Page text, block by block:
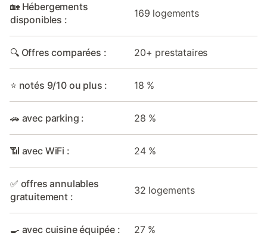
🏡 Hébergements
disponibles :
169 logements
🔍 Offres comparées : 20+ prestataires
⭐ notés 9/10 ou plus : 18 %
🚗 avec parking : 28 %
📶 avec WiFi : 24 %
✅ offres annulables
gratuitement :
32 logements
🍳 avec cuisine équipée : 27 %